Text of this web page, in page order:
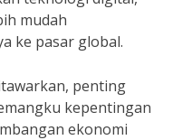
mudah
ke pasar global.
penting
kepentingan
ekonomi